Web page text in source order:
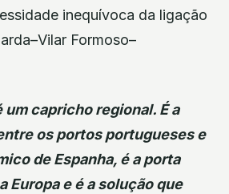
inequívoca da ligação
Formoso–
um capricho regional. É a
os portos portugueses e
de Espanha, é a porta
Europa e é a solução que